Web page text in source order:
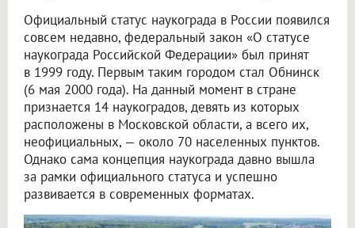
Официальный статус наукограда в России появился
совсем недавно, федеральный закон «О статусе
наукограда Российской Федерации» был принят
в 1999 году. Первым таким городом стал Обнинск
(6 мая 2000 года). На данный момент в стране
признается 14 наукоградов, девять из которых
расположены в Московской области, а всего их,
неофициальных, — около 70 населенных пунктов.
Однако сама концепция наукограда давно вышла
за рамки официального статуса и успешно
развивается в современных форматах.